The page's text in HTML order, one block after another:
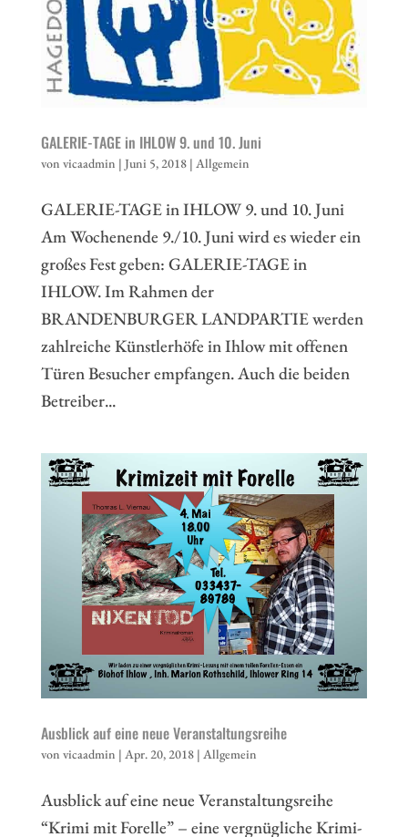
GALERIE-TAGE in IHLOW 9. und 10. Juni
von vicaadmin | Juni 5, 2018| Allgemein
GALERIE-TAGE in IHLOW 9. und 10. Juni
Am Wochenende 9./10. Juni wird es wieder ein
großes Fest geben: GALERIE-TAGE in
IHLOW. Im Rahmen der
BRANDENBURGER LANDPARTIE werden
zahlreiche Künstlerhöfe in Ihlow mit offenen
Türen Besucher empfangen. Auch die beiden
Betreiber...
Ausblick auf eine neue Veranstaltungsreihe
von vicaadmin | Apr. 20, 2018| Allgemein
Ausblick auf eine neue Veranstaltungsreihe
“Krimi mit Forelle” – eine vergnügliche Krimi-